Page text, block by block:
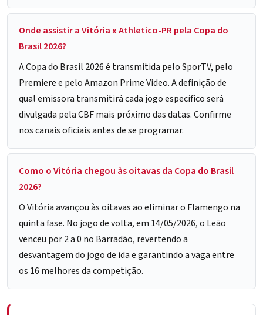
Onde assistir a Vitória x Athletico-PR pela Copa do
Brasil 2026?
A Copa do Brasil 2026 é transmitida pelo SporTV, pelo
Premiere e pelo Amazon Prime Video. A definição de
qual emissora transmitirá cada jogo específico será
divulgada pela CBF mais próximo das datas. Confirme
nos canais oficiais antes de se programar.
Como o Vitória chegou às oitavas da Copa do Brasil
2026?
O Vitória avançou às oitavas ao eliminar o Flamengo na
quinta fase. No jogo de volta, em 14/05/2026, o Leão
venceu por 2 a 0 no Barradão, revertendo a
desvantagem do jogo de ida e garantindo a vaga entre
os 16 melhores da competição.